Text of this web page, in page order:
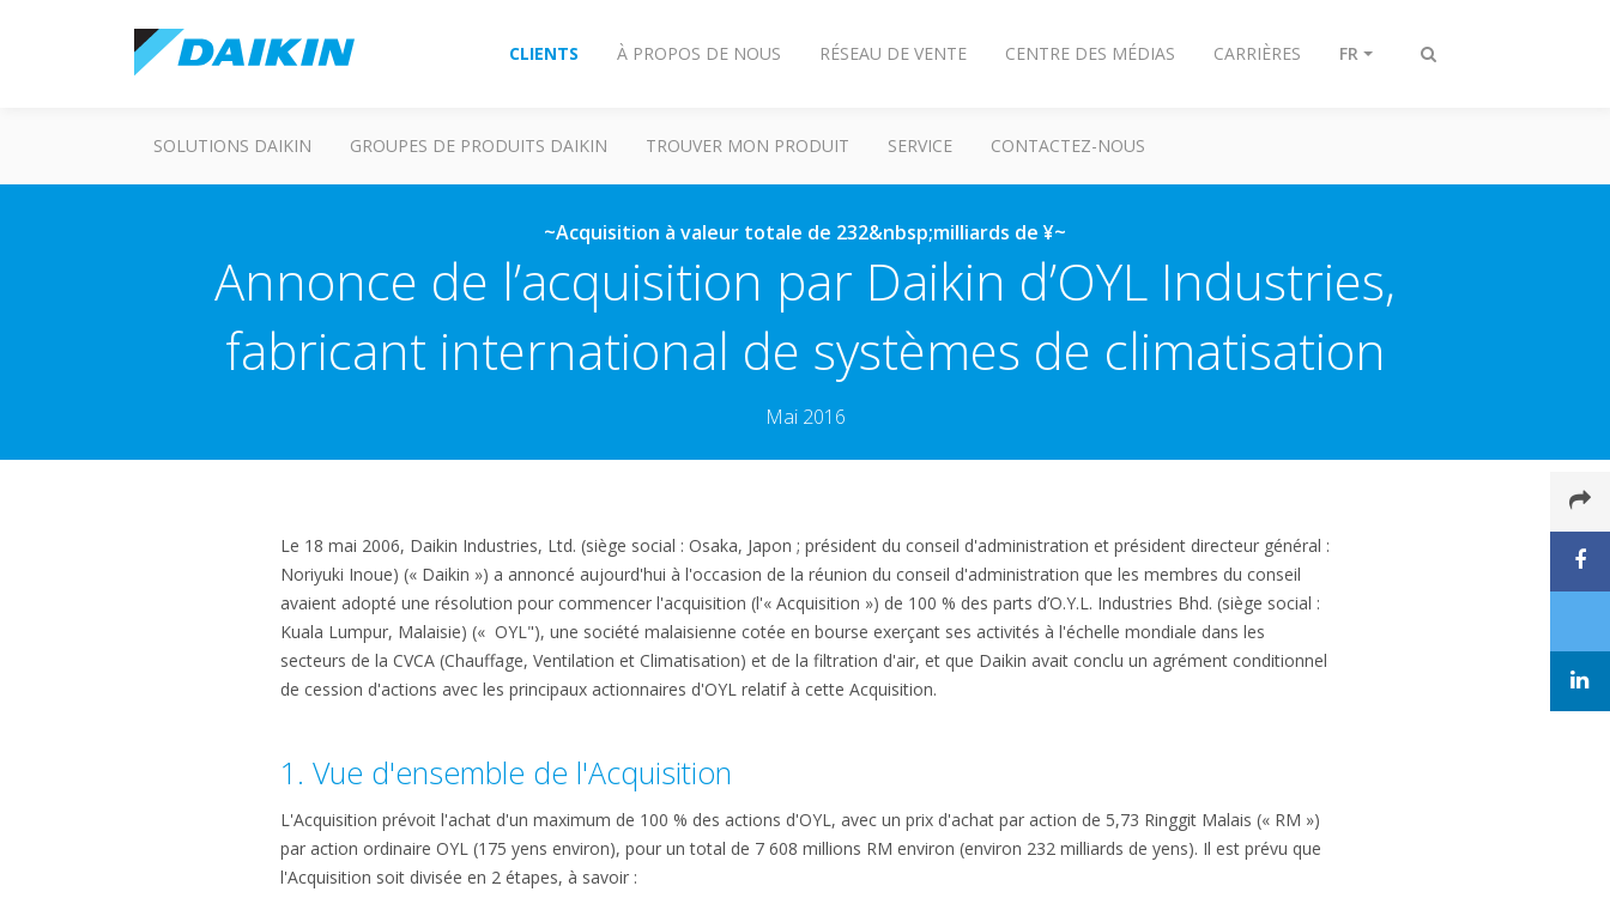
Afficher/masquer
CLIENTS À PROPOS DE NOUS RÉSEAU DE VENTE CENTRE DES MÉDIAS CARRIÈRES FR
SOLUTIONS DAIKIN GROUPES DE PRODUITS DAIKIN TROUVER MON PRODUIT SERVICE CONTACTEZ-NOUS
~Acquisition à valeur totale de 232&nbsp;milliards de ¥~
Annonce de l’acquisition par Daikin d’OYL Industries,
fabricant international de systèmes de climatisation
Mai 2016
Le 18 mai 2006, Daikin Industries, Ltd. (siège social : Osaka, Japon ; président du conseil d'administration et président directeur général :
Noriyuki Inoue) (« Daikin ») a annoncé aujourd'hui à l'occasion de la réunion du conseil d'administration que les membres du conseil
avaient adopté une résolution pour commencer l'acquisition (l'« Acquisition ») de 100 % des parts d’O.Y.L. Industries Bhd. (siège social :
Kuala Lumpur, Malaisie) (« OYL"), une société malaisienne cotée en bourse exerçant ses activités à l'échelle mondiale dans les
secteurs de la CVCA (Chauffage, Ventilation et Climatisation) et de la filtration d'air, et que Daikin avait conclu un agrément conditionnel
de cession d'actions avec les principaux actionnaires d'OYL relatif à cette Acquisition.
1. Vue d'ensemble de l'Acquisition
L'Acquisition prévoit l'achat d'un maximum de 100 % des actions d'OYL, avec un prix d'achat par action de 5,73 Ringgit Malais (« RM »)
par action ordinaire OYL (175 yens environ), pour un total de 7 608 millions RM environ (environ 232 milliards de yens). Il est prévu que
l'Acquisition soit divisée en 2 étapes, à savoir :